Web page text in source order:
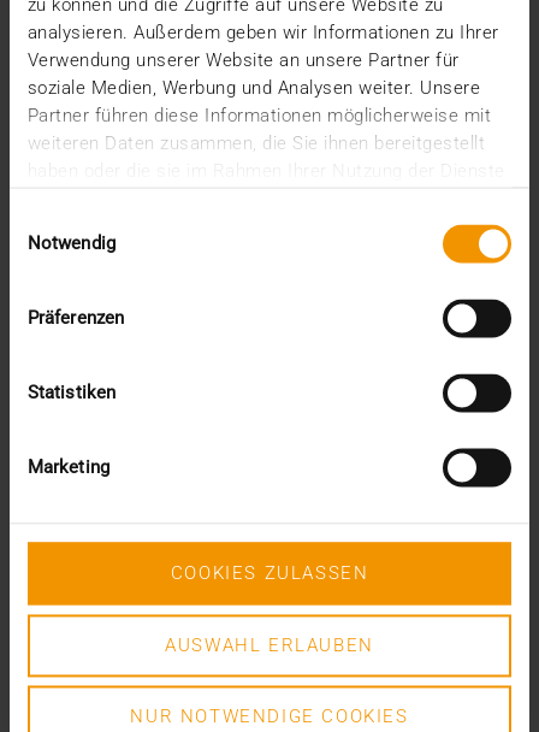
zu können und die Zugriffe auf unsere Website zu
analysieren. Außerdem geben wir Informationen zu Ihrer
Verwendung unserer Website an unsere Partner für
soziale Medien, Werbung und Analysen weiter. Unsere
Partner führen diese Informationen möglicherweise mit
weiteren Daten zusammen, die Sie ihnen bereitgestellt
Notwendig
Präferenzen
Statistiken
Marketing
COOKIES ZULASSEN
AUSWAHL ERLAUBEN
NUR NOTWENDIGE COOKIES
VISUS HEALTH IT
MEHR ERFAHREN
Das PACS als Datendepot
08.05.2024